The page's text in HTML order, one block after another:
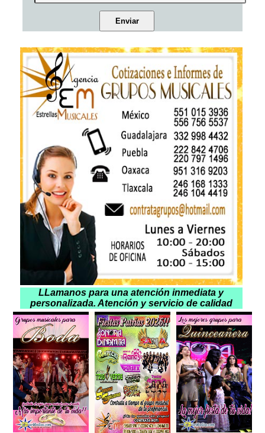
LLamanos para una atención inmediata y
personalizada. Atención y servicio de calidad